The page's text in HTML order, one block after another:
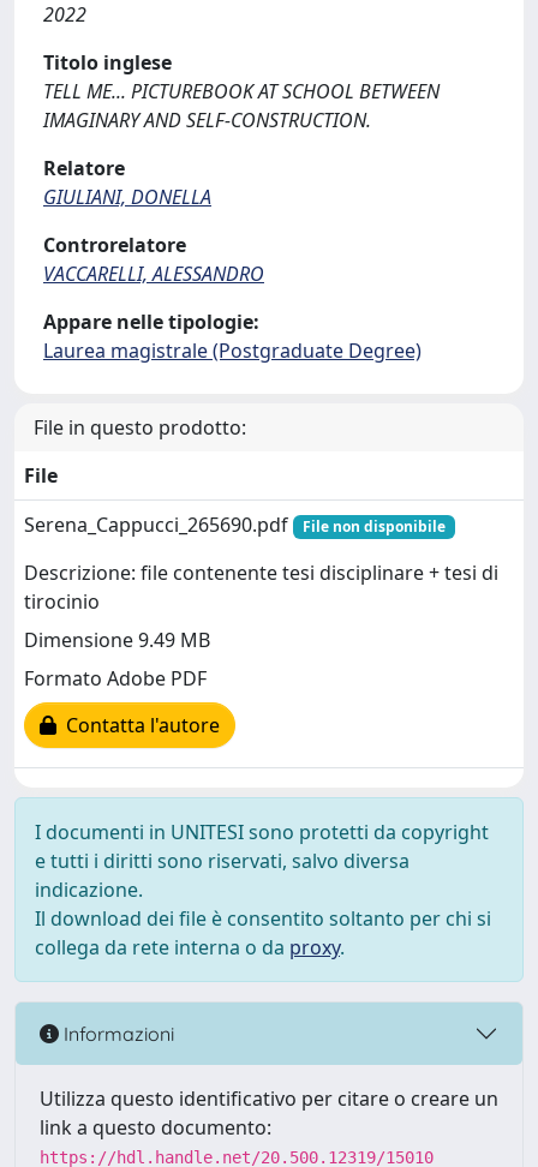
2022
Titolo inglese
TELL ME... PICTUREBOOK AT SCHOOL BETWEEN
IMAGINARY AND SELF-CONSTRUCTION.
Relatore
GIULIANI, DONELLA
Controrelatore
VACCARELLI, ALESSANDRO
Appare nelle tipologie:
Laurea magistrale (Postgraduate Degree)
File in questo prodotto:
File
Serena_Cappucci_265690.pdf
File non disponibile
Descrizione: file contenente tesi disciplinare + tesi di
tirocinio
Dimensione 9.49 MB
Formato Adobe PDF
Contatta l'autore
I documenti in UNITESI sono protetti da copyright
e tutti i diritti sono riservati, salvo diversa
indicazione.
Il download dei file è consentito soltanto per chi si
collega da rete interna o da proxy.
Informazioni
Utilizza questo identificativo per citare o creare un
link a questo documento:
https://hdl.handle.net/20.500.12319/15010